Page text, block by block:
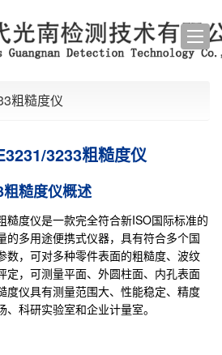
粗糙度仪
3233粗糙度仪
糙度仪概述
糙度仪是一款完全符合新ISO国际标准的
的多用途便携式仪器，具有符合多个国
数，可对多种零件表面的粗糙度、波纹
定，可测量平面、外圆柱面、内孔表面
度仪具有测量范围大、性能稳定、精度
科研实验室和企业计量室。